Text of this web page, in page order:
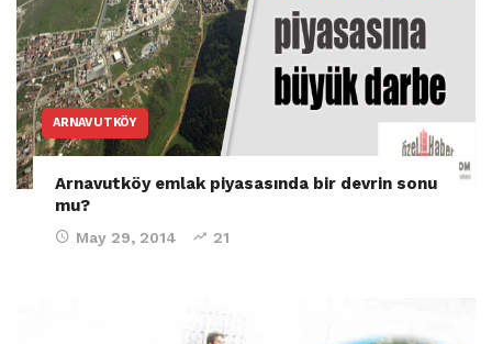
ARNAVUTKÖY
Arnavutköy emlak piyasasında bir devrin sonu
mu?
May 29, 2014 21